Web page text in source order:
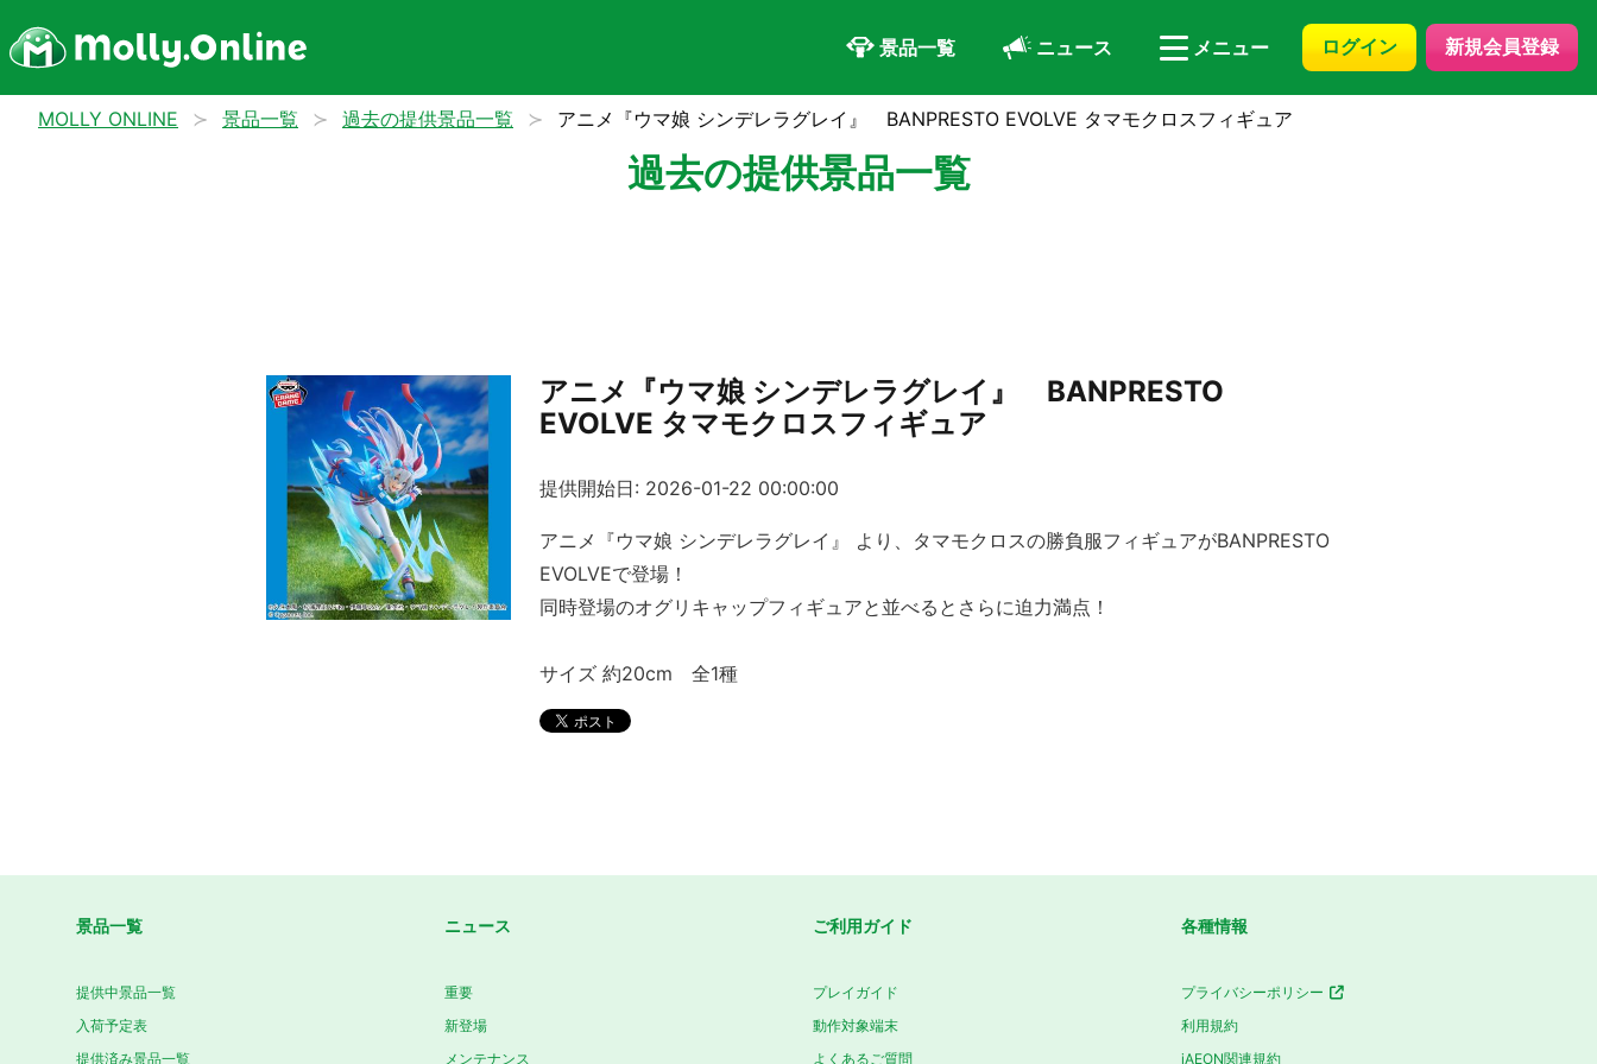
景品一覧 ニュース メニュー ログイン 新規会員登録
MOLLY ONLINE 景品一覧 過去の提供景品一覧 アニメ『ウマ娘 シンデレラグレイ』 BANPRESTO EVOLVE タマモクロスフィギュア
過去の提供景品一覧
アニメ『ウマ娘 シンデレラグレイ』 BANPRESTO
EVOLVE タマモクロスフィギュア
提供開始日: 2026-01-22 00:00:00
アニメ『ウマ娘 シンデレラグレイ』 より、タマモクロスの勝負服フィギュアがBANPRESTO
EVOLVEで登場！
同時登場のオグリキャップフィギュアと並べるとさらに迫力満点！
サイズ 約20cm 全1種
景品一覧
提供中景品一覧
入荷予定表
提供済み景品一覧
ニュース
重要
新登場
メンテナンス
ご利用ガイド
プレイガイド
動作対象端末
よくあるご質問
各種情報
プライバシーポリシー
利用規約
iAEON関連規約